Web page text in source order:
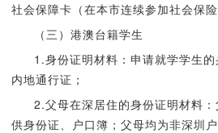
社会保障卡（在本市连续参加社会保险
（三）港澳台籍学生
1.身份证明材料：申请就学学生
内地通行证；
2.父母在深居住的身份证明材料
供身份证、户口簿；父母均为非深圳